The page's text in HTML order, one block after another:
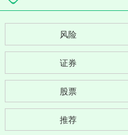
风险
证券
股票
推荐